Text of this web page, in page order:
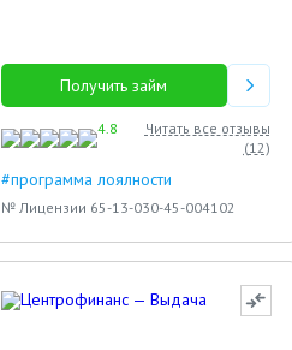
Получить займ
4.8
Читать все отзывы
(12)
#программа лоялности
№ Лицензии 65-13-030-45-004102